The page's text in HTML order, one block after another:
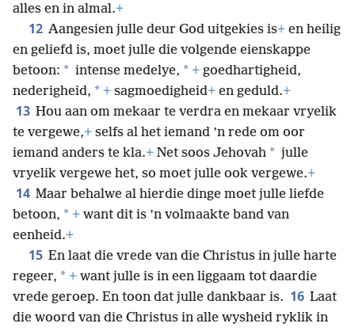
Skitiër, * slaaf of vryman is nie. Maar Christus is
alles en in almal.+
12 Aangesien julle deur God uitgekies is+en heilig
en geliefd is, moet julle die volgende eienskappe
betoon: * intense medelye, * +goedhartigheid,
nederigheid, * + sagmoedigheid+en geduld.+
13 Hou aan om mekaar te verdra en mekaar vryelik
te vergewe,+selfs al het iemand ’n rede om oor
iemand anders te kla.+Net soos Jehovah * julle
vryelik vergewe het, so moet julle ook vergewe.+
14 Maar behalwe al hierdie dinge moet julle liefde
betoon, * +
eenheid. +
15 En laat die vrede van die Christus in julle harte
regeer, * +want julle is in een liggaam tot daardie
vrede geroep. En toon dat julle dankbaar is. 16 Laat